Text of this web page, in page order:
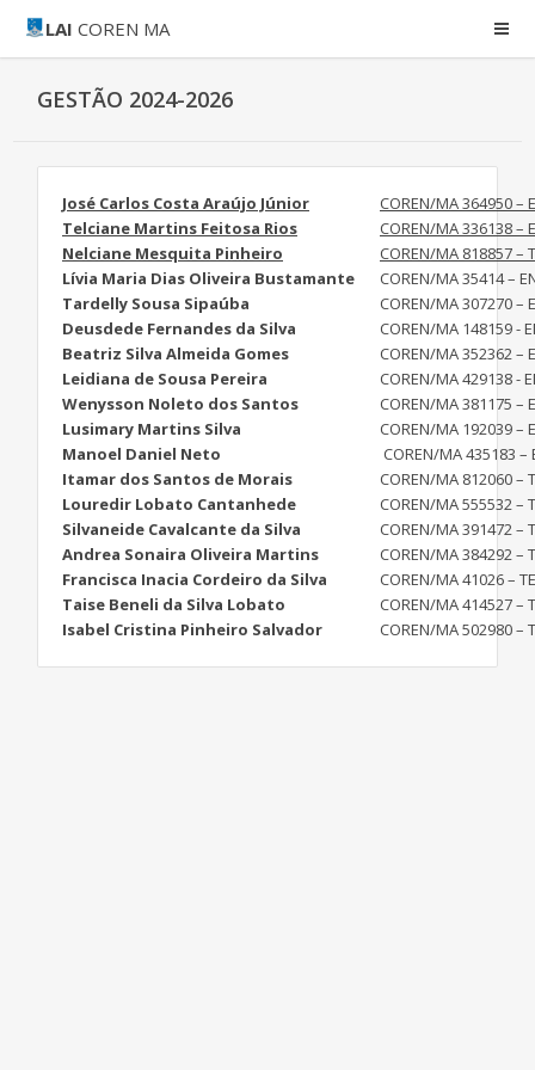
LAI COREN MA
GESTÃO 2024-2026
José Carlos Costa Araújo Júnior
COREN/MA 364950 –
Telciane Martins Feitosa Rios
COREN/MA 336138 –
Nelciane Mesquita Pinheiro
COREN/MA 818857 –
Lívia Maria Dias Oliveira Bustamante
COREN/MA 35414 –
Tardelly Sousa Sipaúba
COREN/MA 307270 –
Deusdede Fernandes da Silva
COREN/MA 148159 -
Beatriz Silva Almeida Gomes
COREN/MA 352362 –
Leidiana de Sousa Pereira
COREN/MA 429138 -
Wenysson Noleto dos Santos
COREN/MA 381175 –
Lusimary Martins Silva
COREN/MA 192039 –
Manoel Daniel Neto
COREN/MA 435183 –
Itamar dos Santos de Morais
COREN/MA 812060 –
Louredir Lobato Cantanhede
COREN/MA 555532 –
Silvaneide Cavalcante da Silva
COREN/MA 391472 –
Andrea Sonaira Oliveira Martins
COREN/MA 384292 –
Francisca Inacia Cordeiro da Silva
COREN/MA 41026 –
Taise Beneli da Silva Lobato
COREN/MA 414527 –
Isabel Cristina Pinheiro Salvador
COREN/MA 502980 –